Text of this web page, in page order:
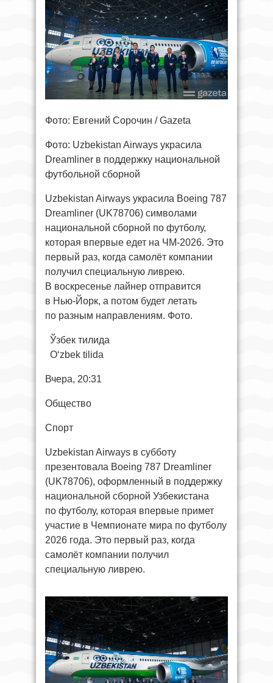
Фото: Евгений Сорочин / Gazeta
Фото: Uzbekistan Airways украсила
Dreamliner в поддержку национальной
футбольной сборной
Uzbekistan Airways украсила Boeing 787
Dreamliner (UK78706) символами
национальной сборной по футболу,
которая впервые едет на ЧМ-2026. Это
первый раз, когда самолёт компании
получил специальную ливрею.
В воскресенье лайнер отправится
в Нью-Йорк, а потом будет летать
по разным направлениям. Фото.
Ўзбек тилида
O‘zbek tilida
Вчера, 20:31
Общество
Спорт
Uzbekistan Airways в субботу
презентовала Boeing 787 Dreamliner
(UK78706), оформленный в поддержку
национальной сборной Узбекистана
по футболу, которая впервые примет
участие в Чемпионате мира по футболу
2026 года. Это первый раз, когда
самолёт компании получил
специальную ливрею.